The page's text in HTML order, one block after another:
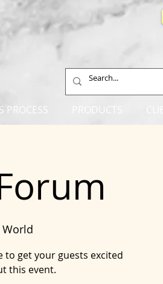
PROCESS PRODUCTS
World
to get your guests excited
this event.